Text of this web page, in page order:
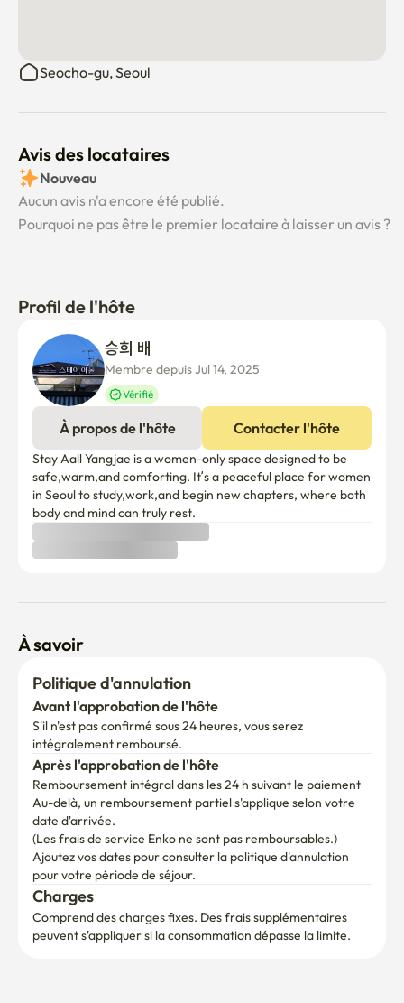
Seocho-gu, Seoul
Avis des locataires
Nouveau
Aucun avis n'a encore été publié.
Pourquoi ne pas être le premier locataire à laisser un avis ?
Profil de l'hôte
승희 배
Membre depuis Jul 14, 2025
Vérifié
À propos de l'hôte Contacter l'hôte
Stay Aall Yangjae is a women-only space designed to be
safe,warm,and comforting. It’s a peaceful place for women
in Seoul to study,work,and begin new chapters, where both
body and mind can truly rest.
À savoir
Politique d'annulation
S'il n'est pas confirmé sous 24 heures, vous serez
intégralement remboursé.
Après l'approbation de l'hôte
Remboursement intégral dans les 24 h suivant le paiement
Au-delà, un remboursement partiel s'applique selon votre
date d'arrivée.
(Les frais de service Enko ne sont pas remboursables.)
Ajoutez vos dates pour consulter la politique d'annulation
pour votre période de séjour.
Charges
Comprend des charges fixes. Des frais supplémentaires
peuvent s'appliquer si la consommation dépasse la limite.